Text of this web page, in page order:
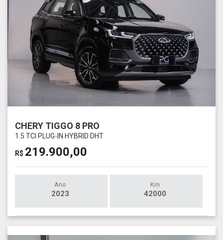
CHERY TIGGO 8 PRO
1.5 TCI PLUG-IN HYBRID DHT
R$ 219.900,00
Ano
2023
Km
42000